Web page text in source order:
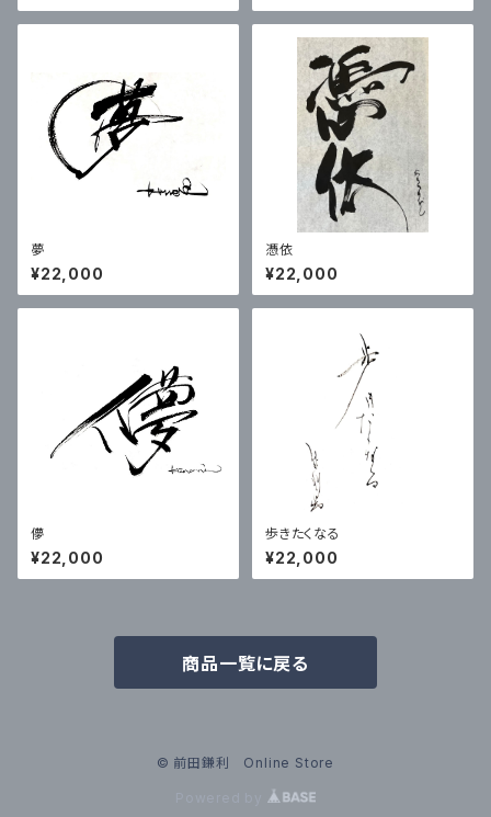
夢
¥22,000
憑依
¥22,000
儚
¥22,000
歩きたくなる
¥22,000
商品一覧に戻る
© 前田鎌利 Online Store